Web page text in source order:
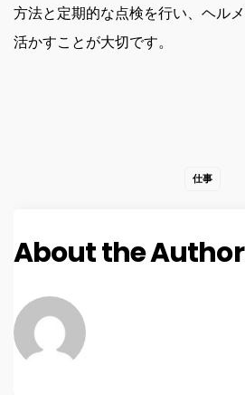
方法と定期的な点検を行い、ヘル
活かすことが大切です。
仕事
About the